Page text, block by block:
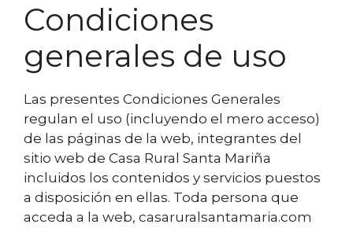
Condiciones
generales de uso
Las presentes Condiciones Generales
regulan el uso (incluyendo el mero acceso)
de las páginas de la web, integrantes del
sitio web de Casa Rural Santa Mariña
incluidos los contenidos y servicios puestos
a disposición en ellas. Toda persona que
acceda a la web, casaruralsantamaria.com